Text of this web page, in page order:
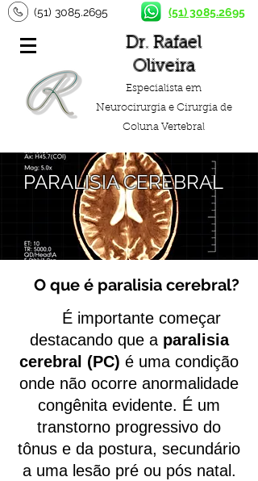
Dr. Rafael
Oliveira
Especialista em
Neurocirurgia e Cirurgia de
Coluna Vertebral
(51) 3085.2695 (51) 3085.2695
PARALISIA CEREBRAL
O que é paralisia cerebral?
É importante começar
destacando que a paralisia
cerebral (PC) é uma condição
onde não ocorre anormalidade
congênita evidente. É um
transtorno progressivo do
tônus e da postura, secundário
a uma lesão pré ou pós natal.